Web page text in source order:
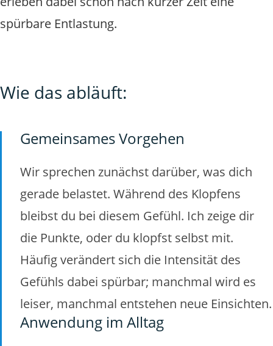
spürbare Entlastung.
Wie das abläuft:
Gemeinsames Vorgehen
Wir sprechen zunächst darüber, was dich
gerade belastet. Während des Klopfens
bleibst du bei diesem Gefühl. Ich zeige dir
die Punkte, oder du klopfst selbst mit.
Häufig verändert sich die Intensität des
Gefühls dabei spürbar; manchmal wird es
leiser, manchmal entstehen neue Einsichten.
Anwendung im Alltag